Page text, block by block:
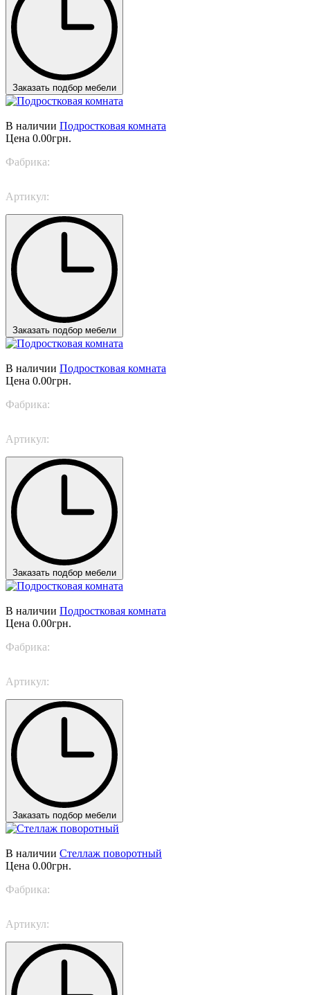
Заказать подбор мебели
В наличии Подростковая комната
Цена 0.00грн.
Фабрика:
Артикул:
Заказать подбор мебели
В наличии Подростковая комната
Цена 0.00грн.
Фабрика:
Артикул:
Заказать подбор мебели
В наличии Подростковая комната
Цена 0.00грн.
Фабрика:
Артикул:
Заказать подбор мебели
В наличии Стеллаж поворотный
Цена 0.00грн.
Фабрика:
Артикул: